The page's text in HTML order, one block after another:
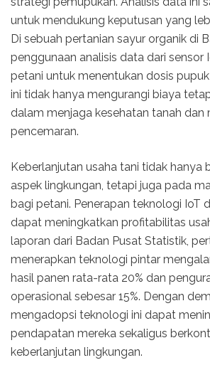
untuk mendukung keputusan yang
Di sebuah pertanian sayur organik di
penggunaan analisis data dari sensor
petani untuk menentukan dosis
ini tidak hanya mengurangi biaya
dalam menjaga kesehatan tanah dan
pencemaran.
Keberlanjutan usaha tani tidak hanya
aspek lingkungan, tetapi juga pada
bagi petani. Penerapan teknologi IoT
dapat meningkatkan profitabilitas
laporan dari Badan Pusat Statistik,
menerapkan teknologi pintar
hasil panen rata-rata 20% dan
operasional sebesar 15%. Dengan
mengadopsi teknologi ini dapat
pendapatan mereka sekaligus
keberlanjutan lingkungan.